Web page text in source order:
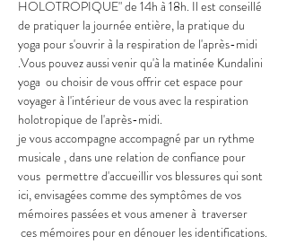
HOLOTROPIQUE" de 14h à 18h. Il est conseillé
de pratiquer la journée entière, la pratique du
yoga pour s'ouvrir à la respiration de l'après-midi
.Vous pouvez aussi venir qu'à la matinée Kundalini
yoga  ou choisir de vous offrir cet espace pour
voyager à l'intérieur de vous avec la respiration
holotropique de l'après-midi.
je vous accompagne accompagné par un rythme
musicale , dans une relation de confiance pour
vous  permettre d'accueillir vos blessures qui sont
ici, envisagées comme des symptômes de vos
mémoires passées et vous amener à  traverser
ces mémoires pour en dénouer les identifications.